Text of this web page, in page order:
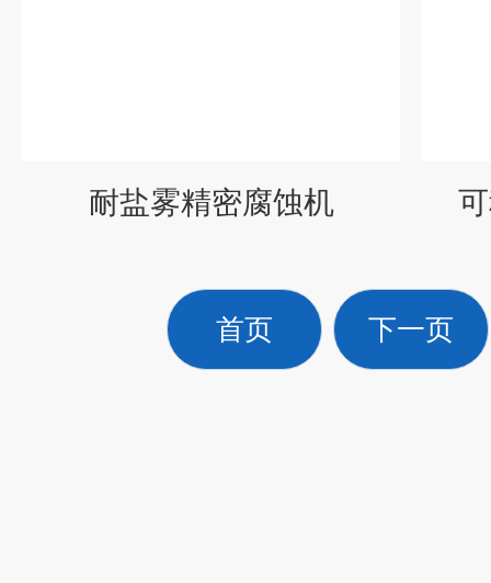
耐盐雾精密腐蚀机
首页 下一页